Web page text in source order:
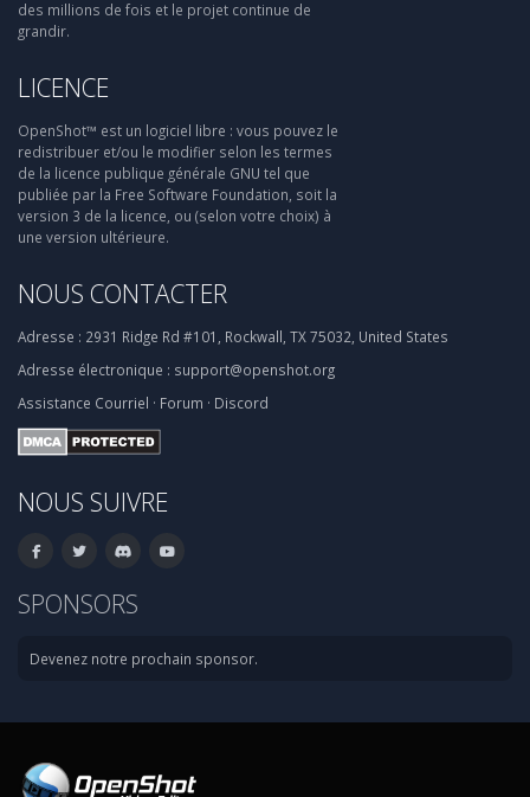
des millions de fois et le projet continue de
grandir.
LICENCE
OpenShot™ est un logiciel libre : vous pouvez le
redistribuer et/ou le modifier selon les termes
de la licence publique générale GNU tel que
publiée par la Free Software Foundation, soit la
version 3 de la licence, ou (selon votre choix) à
une version ultérieure.
NOUS CONTACTER
Adresse : 2931 Ridge Rd #101, Rockwall, TX 75032, United States
Adresse électronique : support@openshot.org
Assistance Courriel · Forum · Discord
NOUS SUIVRE
SPONSORS
Devenez notre prochain sponsor.